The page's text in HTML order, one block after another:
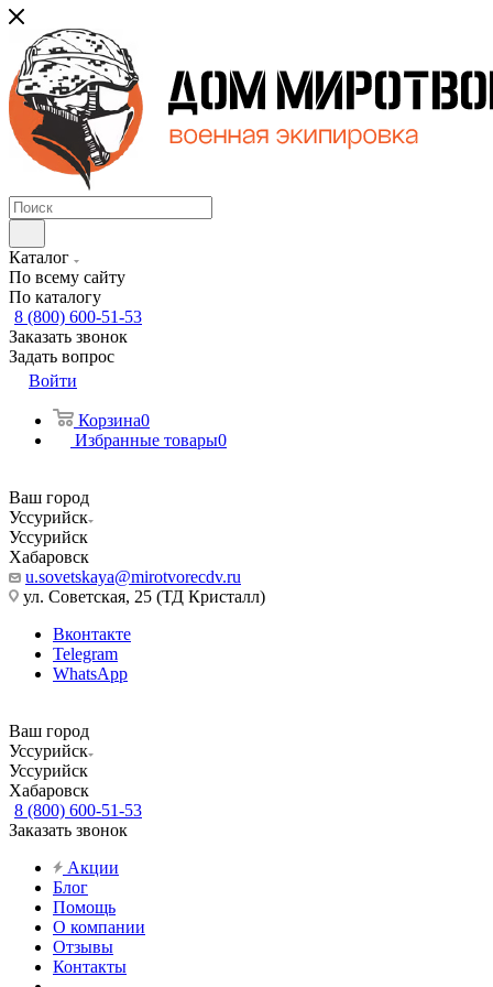
Каталог
По всему сайту
По каталогу
8 (800) 600-51-53
Заказать звонок
Задать вопрос
Войти
Корзина0
Избранные товары0
Ваш город
Уссурийск
Уссурийск
Хабаровск
u.sovetskaya@mirotvorecdv.ru
ул. Советская, 25 (ТД Кристалл)
Вконтакте
Telegram
WhatsApp
Ваш город
Уссурийск
Уссурийск
Хабаровск
8 (800) 600-51-53
Заказать звонок
Акции
Блог
Помощь
О компании
Отзывы
Контакты